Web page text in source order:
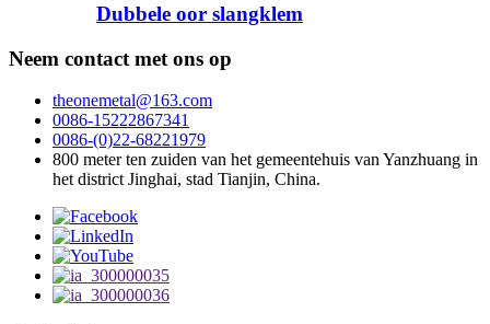
Dubbele oor slangklem
Neem contact met ons op
theonemetal@163.com
0086-15222867341
0086-(0)22-68221979
800 meter ten zuiden van het gemeentehuis van Yanzhuang in
het district Jinghai, stad Tianjin, China.